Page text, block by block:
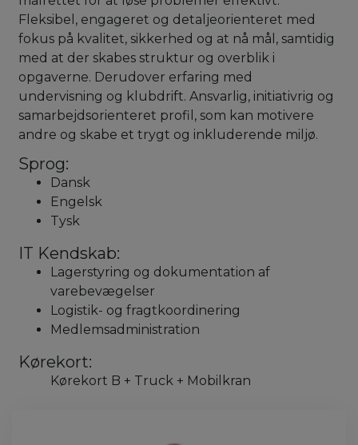
Fleksibel, engageret og detaljeorienteret med
fokus på kvalitet, sikkerhed og at nå mål, samtidig
med at der skabes struktur og overblik i
opgaverne. Derudover erfaring med
undervisning og klubdrift. Ansvarlig, initiativrig og
samarbejdsorienteret profil, som kan motivere
andre og skabe et trygt og inkluderende miljø.
Sprog:
Dansk
Engelsk
Tysk
IT Kendskab:
Lagerstyring og dokumentation af
varebevægelser
Logistik- og fragtkoordinering
Medlemsadministration
Kørekort:
Kørekort B + Truck + Mobilkran